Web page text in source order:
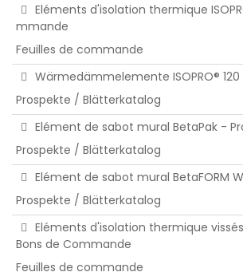
Eléments d'isolation thermique
mmande
Feuilles de commande
Wärmedämmelemente ISOPRO®
Prospekte / Blätterkatalog
Elément de sabot mural BetaPak -
Prospekte / Blätterkatalog
Elément de sabot mural BetaFORM
Prospekte / Blätterkatalog
Eléments d'isolation thermique
Bons de Commande
Feuilles de commande